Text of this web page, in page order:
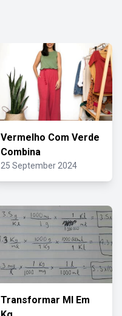
Vermelho Com Verde
Combina
25 September 2024
Transformar Ml Em